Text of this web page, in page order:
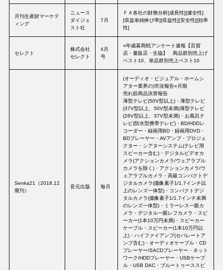
月刊生産財マーケテ
ィング
ニュース
ダイジェ
スト社
7月
ＦＡ各社の財務分析[成長性][健全性]
[収益単純伸び率][収益性][安全性][効率
性]
セレクト
株式会社
セレクト
4月
号
○年歳暮商戦アンケート速報【百貨
店・量販店・生協】 商品群別売上げ
ベスト10、単品群別売上ベスト10
Senka21（2018.12
廃刊）
音元出版 毎月
(オーディオ・ビジュアル・ホームシ
アター業界の)市況報告○月期
売れ筋商品決算報告
薄型テレビ(50V型以上)・薄型テレビ
(37V型以上、50V型未満)薄型テレビ
(26V型以上、37V型未満)・お風呂テ
レビ(防水型携帯テレビ)・BD/HDDレ
コーダー・録画用BD・録画用DVD・
BDプレーヤー・AVアンプ・プロジェ
クター・シアターシステム(テレビ用
スピーカー含む)・デジタルビデオカ
メラ(アクションカメラ/ウェアラブル
カメラを除く)・アクションカメラ/ウ
ェアラブルカメラ・高級コンパクトデ
ジタルカメラ(撮像素子1/1.7インチ以
上のレンズ一体型)・コンパクトデジ
タルカメラ(撮像素子1/1.7インチ未満
のレンズ一体型)・ミラーレス一眼カ
メラ・デジタル一眼レフカメラ・スピ
ーカー(1本10万円未満)・スピーカー
ケーブル・スピーカー(1本10万円以
上)・ハイファイアンプ(セパレートア
ンプ含む)・オーディオケーブル・CD
プレーヤー/SACDプレーヤー・ネット
ワーク/HDDプレーヤー・USBケーブ
ル・USB DAC・ブルートゥーススピ